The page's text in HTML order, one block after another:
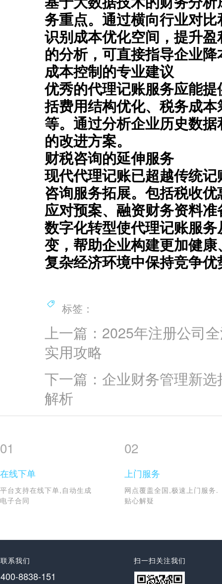
务重点。通过横向行业对
识别成本优化空间，提升
的分析，可直接指导企业
成本控制的专业建议
优秀的‌代理记账服务应能
括费用结构优化、税务成
等。通过分析企业历史数
的改进方案。
财税咨询的延伸服务
现代‌代理记账已超越传统
咨询服务拓展。包括税收
应对预案、融资财务资料
数字化转型使‌代理记账服
变，帮助企业构建更加健
复杂经济环境中保持竞争优
标签：
上一篇：2025年注册公司
实用攻略
下一篇：企业财务管理新
解析
01
在线下单
平台支持在线下单,自动生成
电子合同
02
上门服务
网点覆盖全国,极速上门服务.
贴心解疑
联系我们
400-8838-151
扫一扫关注我们